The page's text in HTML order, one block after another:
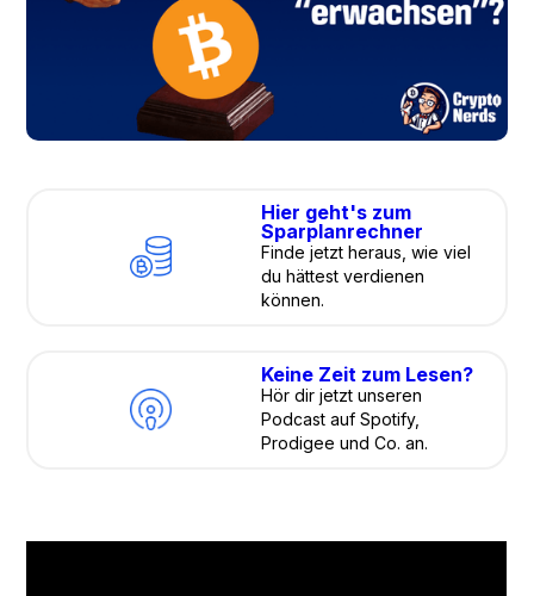
Hier geht's zum
Sparplanrechner
Finde jetzt heraus, wie viel
du hättest verdienen
können.
Keine Zeit zum Lesen?
Hör dir jetzt unseren
Podcast auf Spotify,
Prodigee und Co. an.